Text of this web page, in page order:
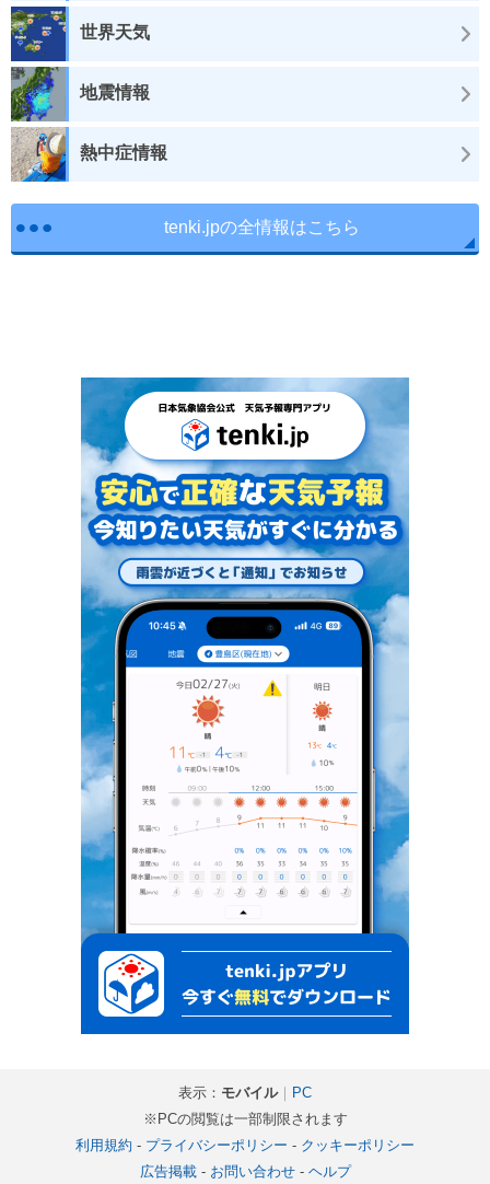
世界天気
地震情報
熱中症情報
tenki.jpの全情報はこちら
表示： モバイル｜ PC
※PCの閲覧は一部制限されます
利用規約 - プライバシーポリシー - クッキーポリシー
広告掲載- お問い合わせ- ヘルプ